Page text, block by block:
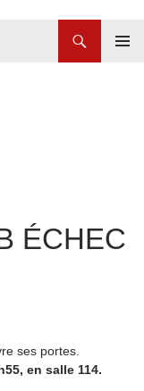
ÉCHEC
ses portes.
en salle 114.